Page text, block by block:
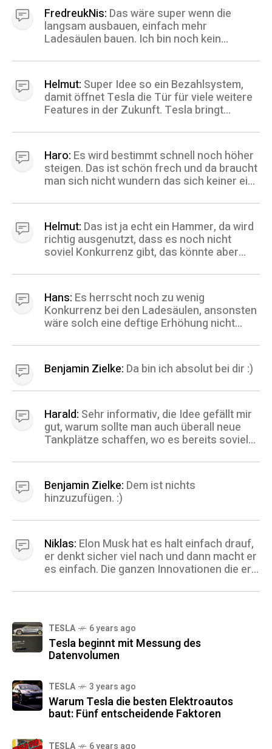
FredreukNis: Das wäre super wenn die
langsam ausbauen, einfach mehr
Ladesäulen bauen. Ich bin noch kein
langsam umsteigen. Für mich das größte
Problem die Ladezeiten und die
Reichweite... Mit den beiden kann ich mich
überhaupt nicht anfreunden ich hoffe es
wird dieses Problem so langsam gelöst
dass man einfacher laden kann vielleicht
einfach eine bessere Lösung als die die
heute da ist.
Helmut: Super Idee so ein Bezahlsystem,
damit öffnet Tesla die Tür für viele weitere
Features in der Zukunft. Tesla bringt
macht die Firma so stark. LG Helmut
Haro: Es wird bestimmt schnell noch höher
steigen. Das ist schön frech und da braucht
man sich nicht wundern das sich keiner ein
Helmut: Das ist ja echt ein Hammer, da wird
richtig ausgenutzt, dass es noch nicht
soviel Konkurrenz gibt, das könnte aber
demnächst meidet. Einmal schlechter Ruf
wird schwer wieder zu meistern. LG Helmut
Hans: Es herrscht noch zu wenig
Konkurrenz bei den Ladesäulen, ansonsten
wäre solch eine deftige Erhöhung nicht
nicht auf ein E-Auto umzusteigen. Vielen
Dank für diese Info. LG Hans
Benjamin Zielke: Da bin ich absolut bei dir :)
Harald: Sehr informativ, die Idee gefällt mir
gut, warum sollte man auch überall neue
Tankplätze schaffen, wo es bereits soviele
Mobilität zu nutzen liegt deshalb ja wohl
sehr nahe.
Benjamin Zielke: Dem ist nichts
hinzuzufügen. :)
Niklas: Elon Musk hat es halt einfach drauf,
er denkt sicher viel nach und dann macht er
es einfach. Die ganzen Innovationen die er
frage mich immer, was er wohl als nächstes
TESLA 6 years ago
Tesla beginnt mit Messung des
Datenvolumen
TESLA 3 years ago
Warum Tesla die besten Elektroautos
baut: Fünf entscheidende Faktoren